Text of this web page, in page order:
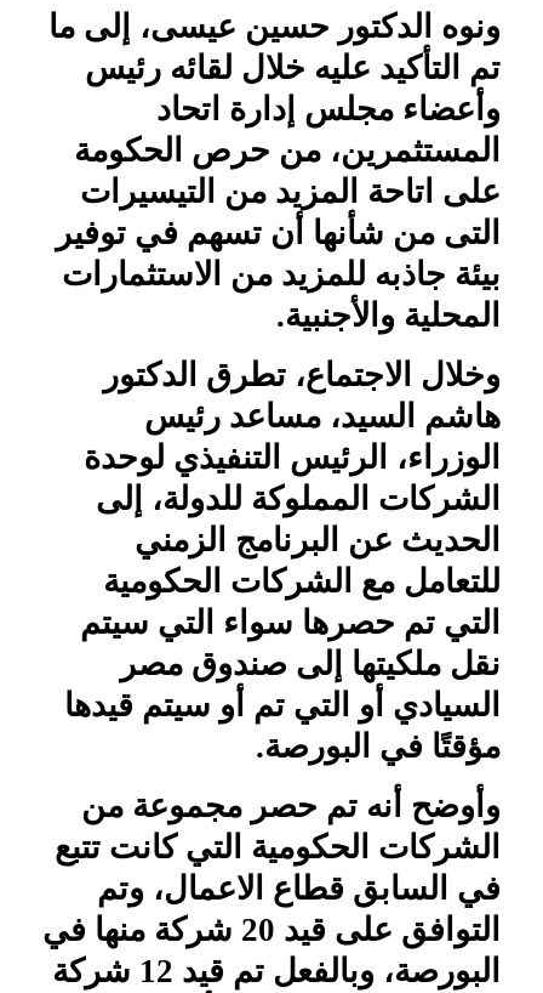
ونوه الدكتور حسين عيسى، إلى ما
تم التأكيد عليه خلال لقائه رئيس
وأعضاء مجلس إدارة اتحاد
المستثمرين، من حرص الحكومة
على اتاحة المزيد من التيسيرات
التى من شأنها أن تسهم في توفير
بيئة جاذبه للمزيد من الاستثمارات
المحلية والأجنبية.
وخلال الاجتماع، تطرق الدكتور
هاشم السيد، مساعد رئيس
الوزراء، الرئيس التنفيذي لوحدة
الشركات المملوكة للدولة، إلى
الحديث عن البرنامج الزمني
للتعامل مع الشركات الحكومية
التي تم حصرها سواء التي سيتم
نقل ملكيتها إلى صندوق مصر
السيادي أو التي تم أو سيتم قيدها
مؤقتًا في البورصة.
وأوضح أنه تم حصر مجموعة من
الشركات الحكومية التي كانت تتبع
في السابق قطاع الاعمال، وتم
التوافق على قيد 20 شركة منها في
البورصة، وبالفعل تم قيد 12 شركة